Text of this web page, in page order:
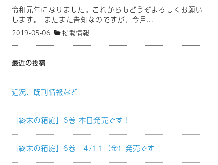
令和元年になりました。これからもどうぞよろしくお願い
します。 またまた告知なのですが、今月...
2019-05-06 掲載情報
最近の投稿
近況、既刊情報など
「終末の箱庭」6巻 本日発売です！
「終末の箱庭」6巻 4/11（金）発売です